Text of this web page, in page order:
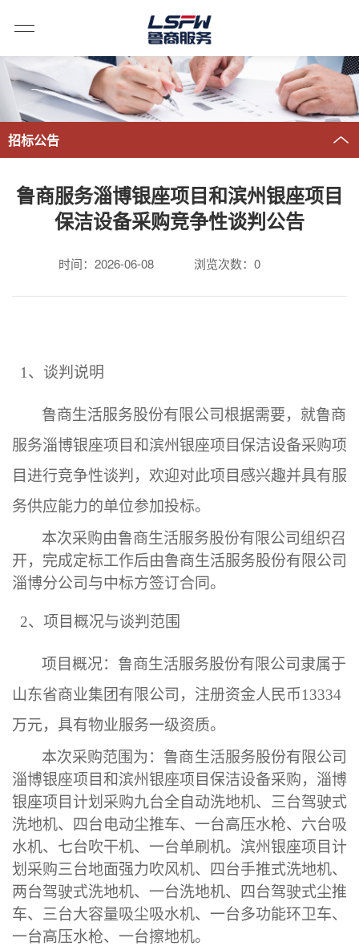
招标公告
鲁商服务淄博银座项目和滨州银座项目
保洁设备采购竞争性谈判公告
时间：2026-06-08 浏览次数： 0
1、 谈判 说明
鲁商生活服务股份有限公司根据需要， 就鲁商
服务淄博银座项目和滨州银座项目保洁设备采购项
目 进行竞争性谈判 ，欢迎对此项目感兴趣并具有服
务供应能力的单位参加投标。
本次采购由鲁商生活服务股份有限公司组织召
开，完成定标工作后由鲁商生活服务股份有限公司
淄博分公司与中标方签订合同。
2、项目概况与谈判 范围
项目概况： 鲁商生活服务股份有限公司隶属于
山东省商业集团有限公司，注册资金人民币1 3334
万元，具有物业服务一级资质。
本次采购范围为：鲁商生活服务股份有限公司
淄博银座项目和滨州银座项目保洁设备采购， 淄博
银座项目 计划采购九台全自动洗地机、三台驾驶式
洗地机、四台电动尘推车、一台高压水枪、六台吸
水机、七台吹干机、一台单刷机。滨州银座项目计
划采购三台地面强力吹风机、四台手推式洗地机、
两台驾驶式洗地机、一台洗地机、四台驾驶式尘推
车、三台大容量吸尘吸水机、一台多功能环卫车、
一台高压水枪、一台擦地机。